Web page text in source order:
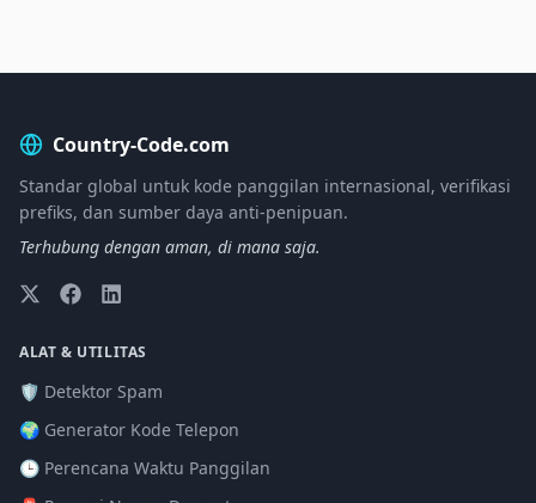
Country-Code.com
Standar global untuk kode panggilan internasional, verifikasi
prefiks, dan sumber daya anti-penipuan.
Terhubung dengan aman, di mana saja.
ALAT & UTILITAS
🛡️ Detektor Spam
🌍 Generator Kode Telepon
🕒 Perencana Waktu Panggilan